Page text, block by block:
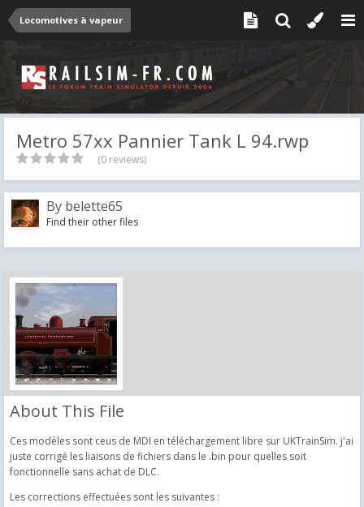
Locomotives à vapeur
Metro 57xx Pannier Tank L 94.rwp
(0 reviews)
By belette65
Find their other files
About This File
Ces modèles sont ceus de MDI en téléchargement libre sur UKTrainSim. j'ai
juste corrigé les liaisons de fichiers dans le .bin pour quelles soit
fonctionnelle sans achat de DLC.
Les corrections effectuées sont les suivantes :